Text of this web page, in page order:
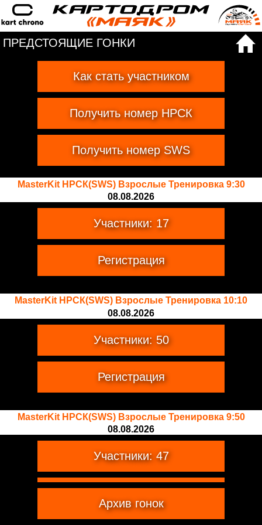
ПРЕДСТОЯЩИЕ ГОНКИ
Как стать участником
Получить номер НРСК
Получить номер SWS
MasterKit НРСК(SWS) Взрослые Тренировка 9:30
08.08.2026
Участники: 17
Регистрация
MasterKit НРСК(SWS) Взрослые Тренировка 10:10
08.08.2026
Участники: 50
Регистрация
MasterKit НРСК(SWS) Взрослые Тренировка 9:50
08.08.2026
Участники: 47
Архив гонок